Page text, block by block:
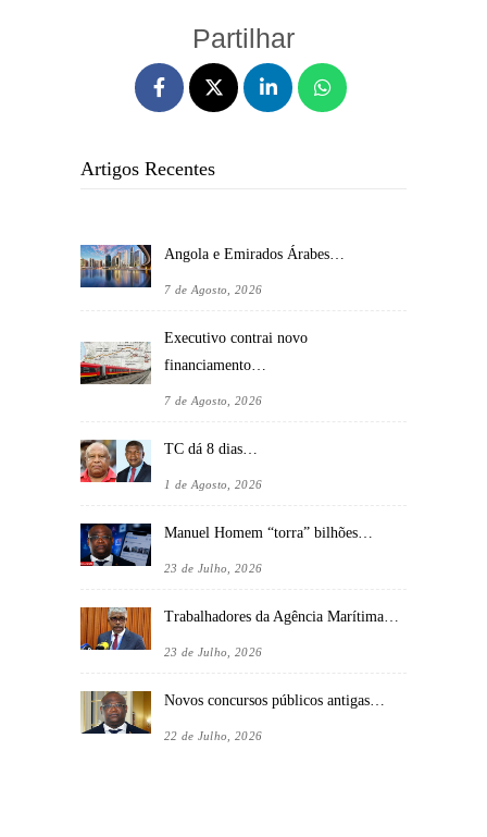
Partilhar
Artigos Recentes
Angola e Emirados Árabes…
7 de Agosto, 2026
Executivo contrai novo
financiamento…
7 de Agosto, 2026
TC dá 8 dias…
1 de Agosto, 2026
Manuel Homem “torra” bilhões…
23 de Julho, 2026
Trabalhadores da Agência Marítima…
23 de Julho, 2026
Novos concursos públicos antigas…
22 de Julho, 2026